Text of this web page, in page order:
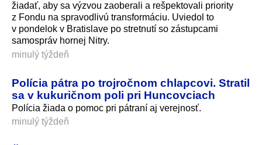
žiadať, aby sa výzvou zaoberali a rešpektovali priority
z Fondu na spravodlivú transformáciu. Uviedol to
v pondelok v Bratislave po stretnutí so zástupcami
samospráv hornej Nitry.
minulý týždeň
Polícia pátra po trojročnom chlapcovi. Stratil
sa v kukuričnom poli pri Huncovciach
Polícia žiada o pomoc pri pátraní aj verejnosť.
minulý týždeň